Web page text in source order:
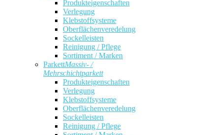
Produkteigenschaften
Verlegung
Klebstoffsysteme
Oberflächenveredelung
Sockelleisten
Reinigung / Pflege
Sortiment / Marken
ParkettMassiv- /
Mehrschichtparkett
Produkteigenschaften
Verlegung
Klebstoffsysteme
Oberflächenveredelung
Sockelleisten
Reinigung / Pflege